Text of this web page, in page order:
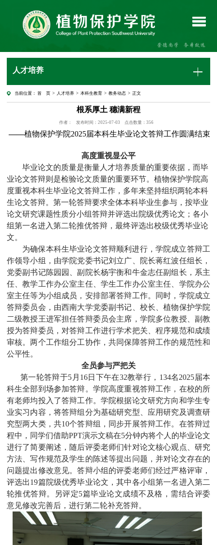
人才培养
当前位置： 首 页 > 人才培养 >本科生教育 >教务动态 > 正文
根系厚土 穗满新程
作者： 发布时间：2025-07-03 点击数量： 356
——植物保护学院2025届本科生毕业论文答辩工作圆满结束
高度重视显公平
毕业论文的质量是衡量人才培养质量的重要依据，而毕
业论文答辩则是检验论文质量的重要环节。植物保护学院高
度重视本科生毕业论文答辩工作，多年来坚持组织两轮本科
生论文答辩。 第一轮答辩要求全体本科毕业生参与， 按毕业
论文研究课题性质分小组答辩并评选出院级优秀论文 ； 各小
组第一名进入第二轮推优答辩，最终评选出校级优秀毕业论
文。
为确保本科生毕业论文答辩顺利进行，学院成立答辩工
作领导小组，由学院党委书记刘立广、院长蒋红波任组长，
党委副书记陈园园、副院长杨宇衡和牛金志任副组长，系主
任、教学工作办公室主任、学生工作办公室主任、学院办公
室主任等为小组成员，安排部署答辩工作。同时，学院成立
答辩委员会，由西南大学党委副书记 、校长、植物保护学院
二级教授王进军担任答辩委员会主席，学院多位教授、副教
授为答辩委员，对答辩工作进行学术把关、程序规范和成绩
审核。两个工作组分工协作，共同保障答辩工作的规范性和
公平性。
全员参与严把关
第一轮答辩于5 月 16日 下午在32教举行 ， 134名2025届本
科生全部到场参加答辩。学院高度重视答辩工作，在校的所
有老师均投入了答辩工作。学院根据论文研究方向和学生专
业实习内容，将答辩组分为基础研究型、应用研究及调查研
究型两大类，共10个答辩组，同步开展答辩工作。在答辩过
程中，同学们借助PPT演示文稿在5分钟内将个人的毕业论文
进行了简要阐述，随后评委老师们针对论文核心观点、研究
方法、写作规范及学生的陈述等提出问题，并对论文存在的
问题提出修改意见。答辩小组的评委老师们经过严格评审，
评选出19篇院级优秀毕业论文，其中各小组第一名进入第二
轮推优答辩。另评定5篇毕业论文成绩不及格，需结合评委
意见修改完善后，进行第二轮补充答辩。